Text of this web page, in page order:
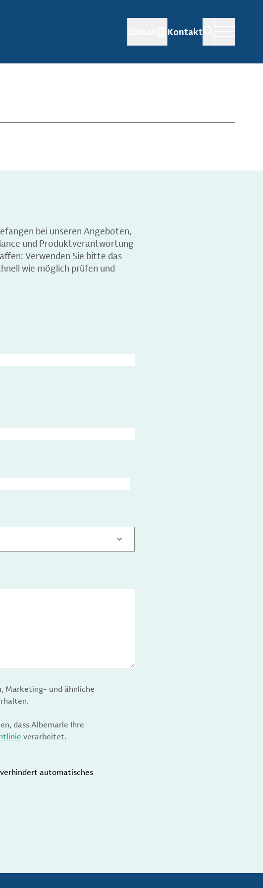
Kontakt
bei unseren Angeboten,
und Produktverantwortung
Verwenden Sie bitte das
wie möglich prüfen und
Marketing- und ähnliche
dass Albemarle Ihre
verarbeitet.
automatisches